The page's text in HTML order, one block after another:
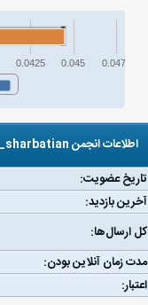
0.0425 0.045 0.0475
اطلاعات انجمن kamal_sharbatian
تاریخ عضویت:
آخرین بازدید:
کل ارسال‌ها:
مدت زمان آنلاین بودن:
اعتبار: